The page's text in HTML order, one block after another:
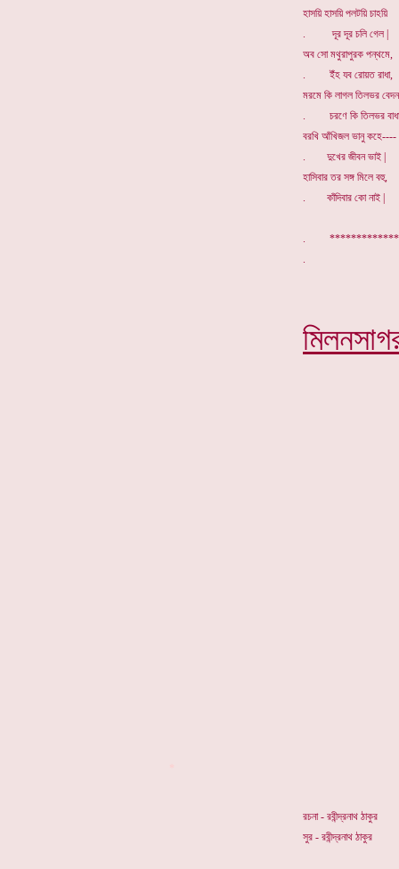
হাসয়ি হাসয়ি পলটয়ি চাহয়ি
. দূর দূর চলি গেল |
অব সো মথুরাপুরক পন্থমে,
. ইঁহ যব রোয়ত রাধা,
মরমে কি লাগল তিলভর
. চরণে কি তিলভর
বরখি আঁখিজল ভানু কহে----
. দুখের জীবন ভাই |
হাসিবার তর সঙ্গ মিলে বহু,
. কাঁদিবার কো নাই |
.
রচনা - রবীন্দ্রনাথ ঠাকুর
সুর - রবীন্দ্রনাথ ঠাকুর